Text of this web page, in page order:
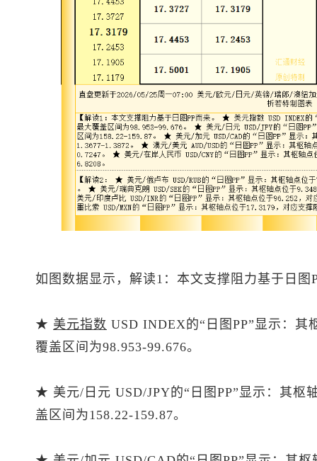
如图数据显示，解读1：本文支撑阻力基于日图
★ 美元指数 USD INDEX的“日图PP”显示：其
覆盖区间为98.953-99.676。
★ 美元/日元 USD/JPY的“日图PP”显示：其枢
盖区间为158.22-159.87。